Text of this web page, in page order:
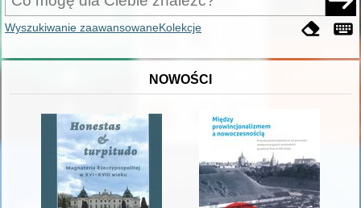
Wyszukiwanie zaawansowaneKolekcje
NOWOŚCI